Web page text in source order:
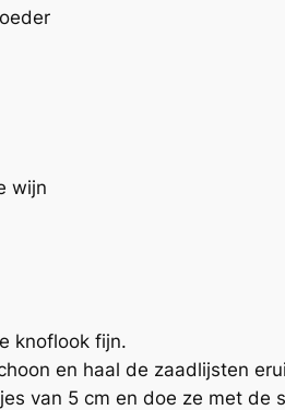
wijn
knoflook fijn.
en haal de zaadlijsten
van 5 cm en doe ze met de